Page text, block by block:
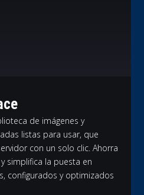
de imágenes y
listas para usar, que
con un solo clic. Ahorra
simplifica la puesta en
configurados y optimizados